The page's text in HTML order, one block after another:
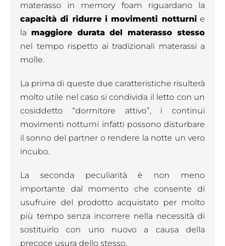
materasso in memory foam riguardano la
capacità di ridurre i movimenti notturnie
la maggiore durata del materasso stesso
nel tempo rispetto ai tradizionali materassi a
molle.
La prima di queste due caratteristiche risulterà
molto utile nel caso si condivida il letto con un
cosiddetto “dormitore attivo”, i continui
movimenti notturni infatti possono disturbare
il sonno del partner o rendere la notte un vero
incubo.
La seconda peculiarità è non meno
importante dal momento che consente di
usufruire del prodotto acquistato per molto
più tempo senza incorrere nella necessità di
sostituirlo con uno nuovo a causa della
precoce usura dello stesso.